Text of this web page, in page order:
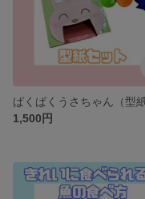
1,500円